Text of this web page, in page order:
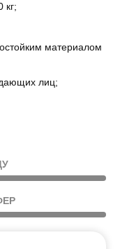
кг;
материалом
лиц;